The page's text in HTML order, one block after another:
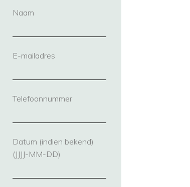
Naam
E-mailadres
Telefoonnummer
Datum (indien bekend)
(JJJJ-MM-DD)